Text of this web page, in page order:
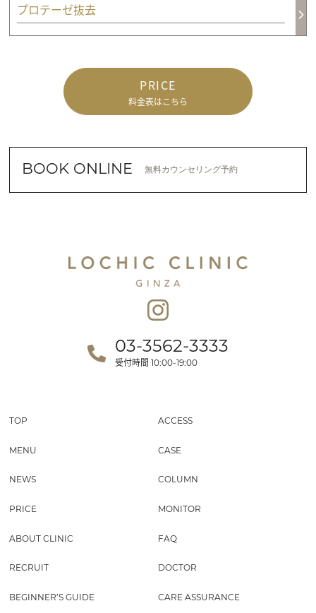
プロテーゼ抜去
PRICE
料金表はこちら
BOOK ONLINE 無料カウンセリング予約
03-3562-3333
受付時間 10:00-19:00
TOP ACCESS
MENU CASE
NEWS COLUMN
PRICE MONITOR
ABOUT CLINIC FAQ
RECRUIT DOCTOR
BEGINNER’S GUIDE CARE ASSURANCE